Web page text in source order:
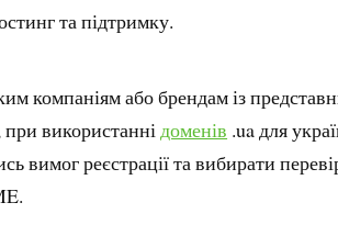
та підтримку.
компаніям або брендам із
використанні доменів .ua для
вимог реєстрації та вибирати